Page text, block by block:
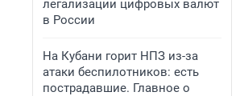
легализации цифровых валют
в России
На Кубани горит НПЗ из-за
атаки беспилотников: есть
пострадавшие. Главное о